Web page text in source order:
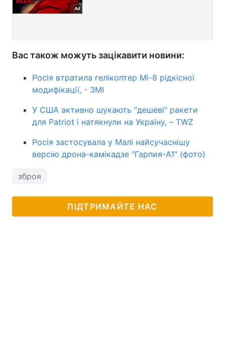
Вас також можуть зацікавити новини:
Росія втратила гелікоптер Мі-8 рідкісної
модифікації, - ЗМІ
У США активно шукають "дешеві" ракети
для Patriot і натякнули на Україну, – TWZ
Росія застосувала у Малі найсучаснішу
версію дрона-камікадзе "Гарпия-А1" (фото)
зброя
ПІДТРИМАЙТЕ НАС